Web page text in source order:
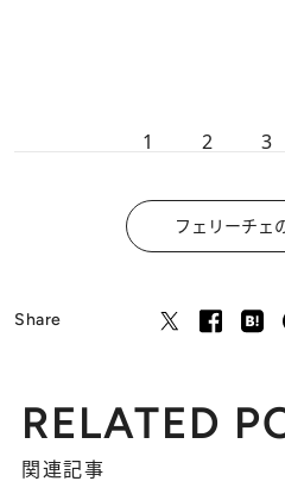
1 2 3
フェリーチェ
Share
RELATED
関連記事